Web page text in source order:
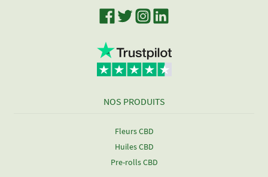
NOS PRODUITS
Fleurs CBD
Huiles CBD
Pre-rolls CBD